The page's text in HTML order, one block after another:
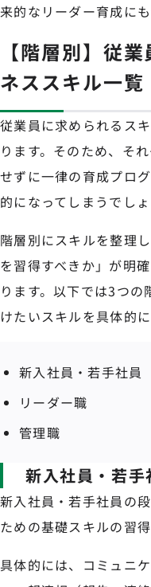
来的なリーダー育成に
【階層別】従
ネススキル一覧
従業員に求められるス
ります。そのため、そ
せずに一律の育成プロ
的になってしまうでしょ
階層別にスキルを整理
を習得すべきか」が明
ります。以下では3つ
けたいスキルを具体的に
新入社員・若手社員
リーダー職
管理職
新入社員・若手
新入社員・若手社員の
ための基礎スキルの習得
具体的には、コミュニ